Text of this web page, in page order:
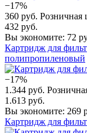
−17%
360 руб. Розничная
432 руб.
Вы экономите: 72
Картридж для
полипропиленовый
−17%
1.344 руб.
1.613 руб.
Вы экономите: 269
Картридж для